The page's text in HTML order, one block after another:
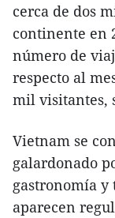
cerca de dos
continente en
número de
respecto al
mil visitantes,
Vietnam se
galardonado
gastronomía y
aparecen